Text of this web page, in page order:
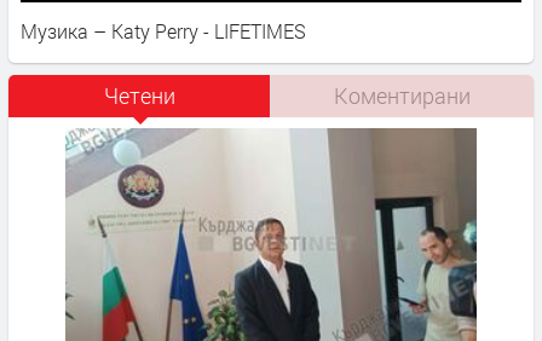
Музика – Katy Perry - LIFETIMES
Четени Коментирани